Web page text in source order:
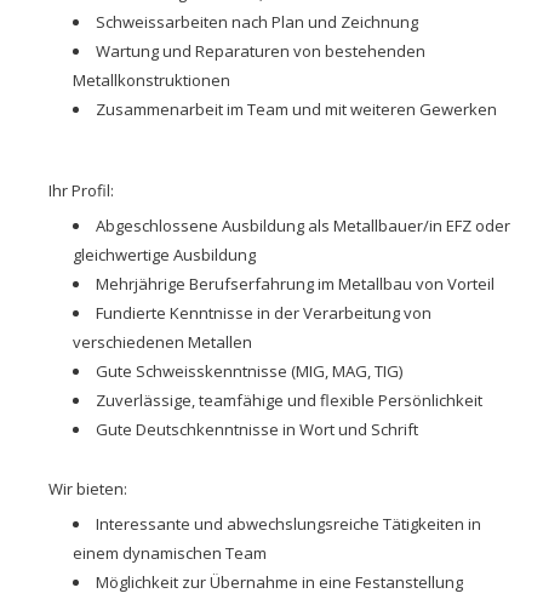
Schweissarbeiten nach Plan und Zeichnung
Wartung und Reparaturen von bestehenden
Metallkonstruktionen
Zusammenarbeit im Team und mit weiteren Gewerken
Ihr Profil:
Abgeschlossene Ausbildung als Metallbauer/in EFZ oder
gleichwertige Ausbildung
Mehrjährige Berufserfahrung im Metallbau von Vorteil
Fundierte Kenntnisse in der Verarbeitung von
verschiedenen Metallen
Gute Schweisskenntnisse (MIG, MAG, TIG)
Zuverlässige, teamfähige und flexible Persönlichkeit
Gute Deutschkenntnisse in Wort und Schrift
Wir bieten:
Interessante und abwechslungsreiche Tätigkeiten in
einem dynamischen Team
Möglichkeit zur Übernahme in eine Festanstellung